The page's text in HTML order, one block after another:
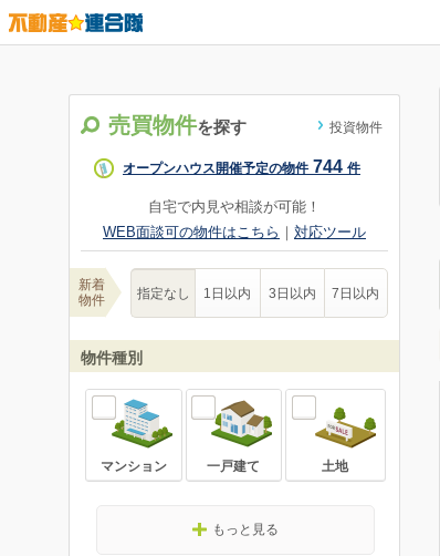
売買物件を探す 投資物件
オープンハウス開催予定の物件 744 件
自宅で内見や相談が可能！
WEB面談可の物件はこちら ｜ 対応ツール
新着
物件
指定なし 1日以内 3日以内 7日以内
物件種別
マンション 一戸建て 土地
もっと見る